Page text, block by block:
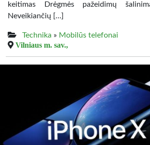
keitimas Drėgmės pažeidimų
Neveikiančių […]
Technika » Mobilūs telefonai
Vilniaus m. sav.,